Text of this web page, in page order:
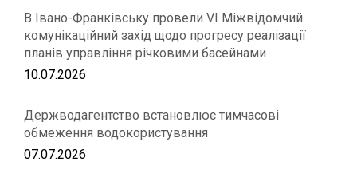
В Івано-Франківську провели VІ Міжвідомчий
комунікаційний захід щодо прогресу реалізації
планів управління річковими басейнами
10.07.2026
Держводагентство встановлює тимчасові
обмеження водокористування
07.07.2026